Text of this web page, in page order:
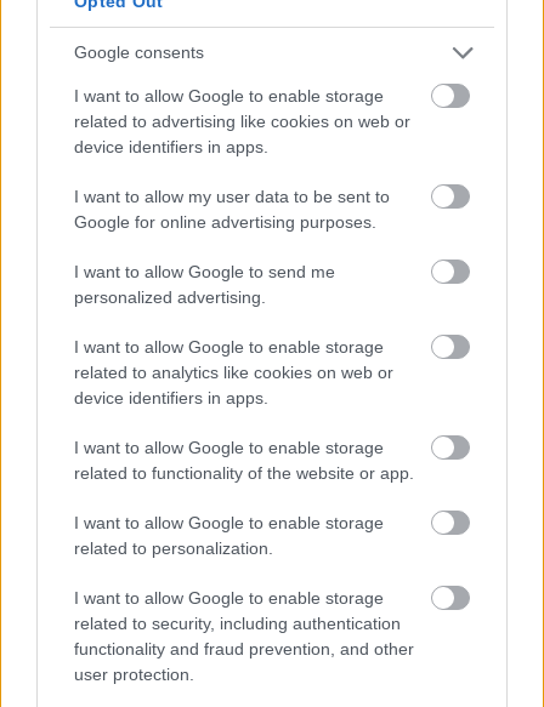
Google consents
I want to allow Google to enable storage
related to advertising like cookies on web or
device identifiers in apps.
I want to allow my user data to be sent to
Google for online advertising purposes.
I want to allow Google to send me
personalized advertising.
I want to allow Google to enable storage
related to analytics like cookies on web or
device identifiers in apps.
I want to allow Google to enable storage
related to functionality of the website or app.
I want to allow Google to enable storage
related to personalization.
I want to allow Google to enable storage
related to security, including authentication
functionality and fraud prevention, and other
user protection.
απόψε χάνετε ειδικά αν κερδίσει η Ζαλγκίρις και
Ντουμπάι και Αρμάνι. Και με νίκη θα τον
πλησιάσει μέχρι και η Μακάμπι στις 2 διάφορα
με παιχνίδι λιγότερο. Έχει να παίξει μέσα στη
Βαλένθια - Μπαρτσελόνα- Ντουμπάι ( εστω και
σε ουδέτερη έδρα) και εντός με Χάποελ
Απάντησε
3 Likes 1 Απαντήσεις
Redpassion!
20/03/2026 - 13:35
την έχει. Έχει δηλαδή να παίξει ο
Παναθηναικός 4 θανατηφόρα εκτός . Τα δύο με
ομάδες που κοινηγουν 4δα (Βαλένθια -
αυτή την στιγμή έχουν βαθμολογικά τους
ίδιους στόχους με αυτόν (Ντουμπάι - Μπάρτσα).
και αν νικήσει σήμερα , η 6η θέση φαντάζει
εξαιρετικά δύσκολη.Έως και απίθανη.
δει μέχρι τώρα.
Απάντησε
3 Likes 0 Απαντήσεις